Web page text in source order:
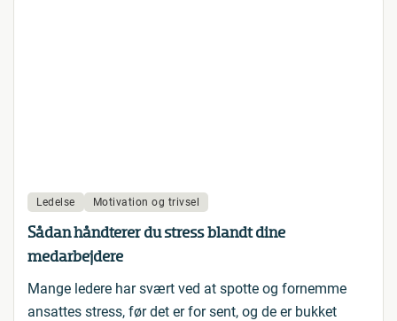
Ledelse Motivation og trivsel
Sådan håndterer du stress blandt dine
medarbejdere
Mange ledere har svært ved at spotte og fornemme
ansattes stress, før det er for sent, og de er bukket